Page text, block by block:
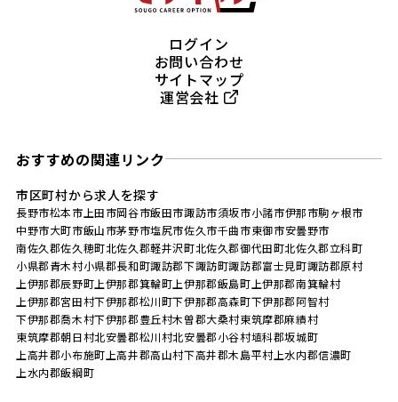
ログイン
お問い合わせ
サイトマップ
運営会社
おすすめの関連リンク
市区町村から求人を探す
長野市松本市 上田市岡谷市飯田市諏訪市須坂市小諸市伊那市駒ヶ根市
中野市大町市飯山市茅野市塩尻市佐久市千曲市東御市安曇野市
南佐久郡佐久穂町北佐久郡軽井沢町北佐久郡御代田町北佐久郡立科町
小県郡青木村小県郡長和町諏訪郡下諏訪町諏訪郡富士見町諏訪郡原村
上伊那郡辰野町 上伊那郡箕輪町 上伊那郡飯島町 上伊那郡南箕輪村
上伊那郡宮田村下伊那郡松川町下伊那郡高森町下伊那郡阿智村
下伊那郡喬木村下伊那郡豊丘村木曽郡大桑村東筑摩郡麻績村
東筑摩郡朝日村北安曇郡松川村北安曇郡小谷村埴科郡坂城町
上高井郡小布施町 上高井郡高山村下高井郡木島平村上水内郡信濃町
上水内郡飯綱町